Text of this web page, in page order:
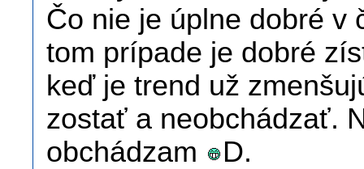
Čo nie je úplne dobré v
tom prípade je dobré
keď je trend už
zostať a neobchádzať.
obchádzam
D.